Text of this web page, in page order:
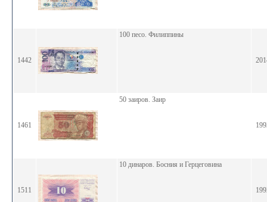
1442
100 песо. Филиппины
1461
50 заиров. Заир
1511
10 динаров. Босния и Герцеговина